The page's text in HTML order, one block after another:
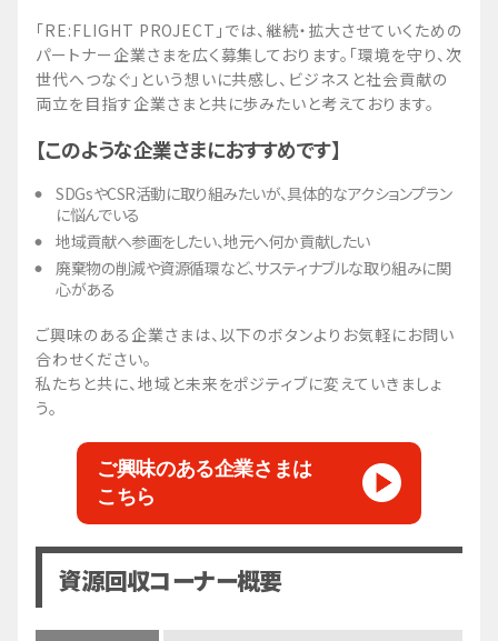
「RE:FLIGHT PROJECT」では、継続・拡大させていくための
パートナー企業さまを広く募集しております。「環境を守り、次
世代へつなぐ」という想いに共感し、ビジネスと社会貢献の
両立を目指す企業さまと共に歩みたいと考えております。
【このような企業さまにおすすめです】
SDGsやCSR活動に取り組みたいが、具体的なアクションプラン
に悩んでいる
地域貢献へ参画をしたい、地元へ何か貢献したい
廃棄物の削減や資源循環など、サスティナブルな取り組みに関
心がある
ご興味のある企業さまは、以下のボタンよりお気軽にお問い
合わせください。
私たちと共に、地域と未来をポジティブに変えていきましょ
う。
ご興味のある企業さまは
こちら
資源回収コーナー概要